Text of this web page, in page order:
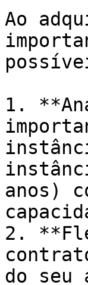
Ao
1.
anos)
2.
do seu